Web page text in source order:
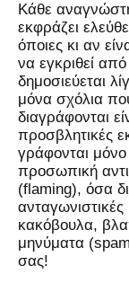
Kάθε
εκφράζει
όποιες κι αν
να εγκριθεί από
δημοσιεύεται
μόνα σχόλια
διαγράφονται
προσβλητικές
γράφονται
προσωπική
(flaming), όσα
ανταγωνιστικές
κακόβουλα,
μηνύματα
σας!